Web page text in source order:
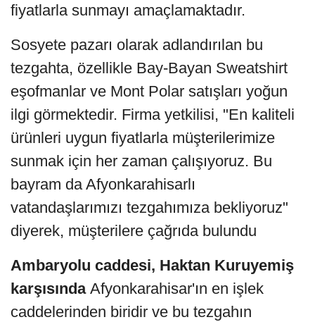
fiyatlarla sunmayı amaçlamaktadır.
Sosyete pazarı olarak adlandırılan bu
tezgahta, özellikle Bay-Bayan Sweatshirt
eşofmanlar ve Mont Polar satışları yoğun
ilgi görmektedir. Firma yetkilisi, "En kaliteli
ürünleri uygun fiyatlarla müşterilerimize
sunmak için her zaman çalışıyoruz. Bu
bayram da Afyonkarahisarlı
vatandaşlarımızı tezgahımıza bekliyoruz"
diyerek, müşterilere çağrıda bulundu
Ambaryolu caddesi, Haktan Kuruyemiş
karşısında Afyonkarahisar'ın en işlek
caddelerinden biridir ve bu tezgahın